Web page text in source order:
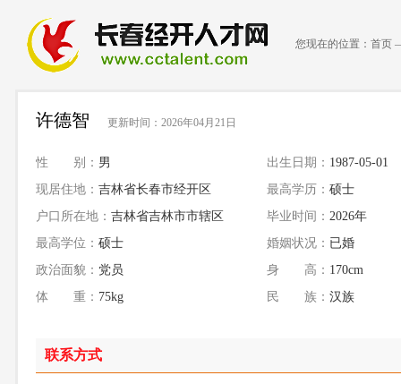
您现在的位置： 首页
许德智 更新时间：2026年04月21日
性 别： 男 出生日期： 1987-05-01
现居住地： 吉林省长春市经开区 最高学历： 硕士
户口所在地： 吉林省吉林市市辖区 毕业时间： 2026年
最高学位： 硕士 婚姻状况： 已婚
政治面貌： 党员 身 高： 170cm
体 重： 75kg 民 族： 汉族
联系方式